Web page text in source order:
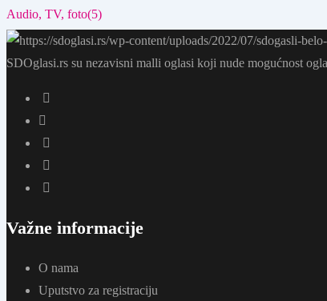
Audio, TV, foto(5)
SDOglasi.rs su nezavisni malli oglasi koji nude mogućnost
Važne informacije
O nama
Uputstvo za registraciju